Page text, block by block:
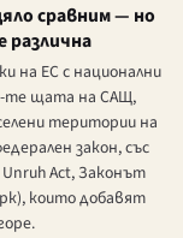
сравним — но
различна
на ЕС с национални
те щата на САЩ,
територии на
закон, със
Unruh Act, Законът
които добавят